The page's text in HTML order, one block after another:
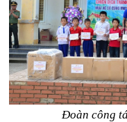
Đoàn công